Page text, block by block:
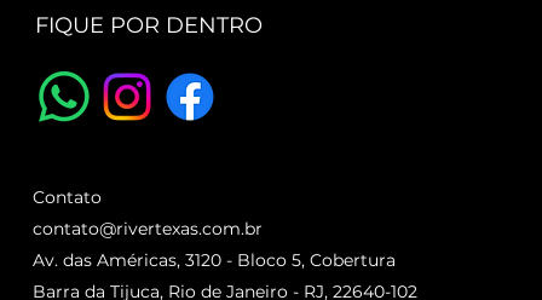
FIQUE POR DENTRO
Contato
contato@rivertexas.com.br
Av. das Américas, 3120 - Bloco 5, Cobertura
Barra da Tijuca, Rio de Janeiro - RJ, 22640-102